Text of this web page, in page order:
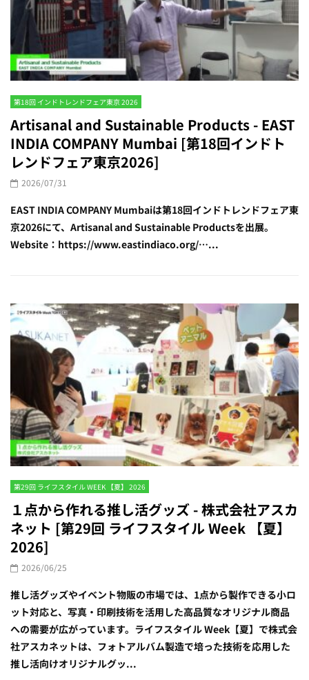
第18回 インドトレンドフェア東京 2026
Artisanal and Sustainable Products - EAST
INDIA COMPANY Mumbai [第18回インドト
レンドフェア東京2026]
2026/07/31
EAST INDIA COMPANY Mumbaiは第18回インドトレンドフェア東
京2026にて、Artisanal and Sustainable Productsを出展。
Website：https://www.eastindiaco.org/…...
第29回 ライフスタイル WEEK 【夏】 2026
１点から作れる推し活グッズ - 株式会社アスカ
ネット [第29回 ライフスタイル Week 【夏】
2026]
2026/06/25
推し活グッズやイベント物販の市場では、1点から製作できる小ロ
ット対応と、写真・印刷技術を活用した高品質なオリジナル商品
への需要が広がっています。ライフスタイル Week【夏】で株式会
社アスカネットは、フォトアルバム製造で培った技術を応用した
推し活向けオリジナルグッ...